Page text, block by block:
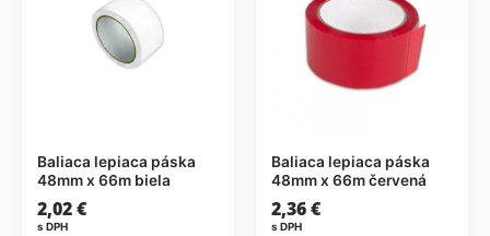
Baliaca lepiaca páska
48mm x 66m biela
2,02€
s DPH
Baliaca lepiaca páska
48mm x 66m červená
2,36€
s DPH